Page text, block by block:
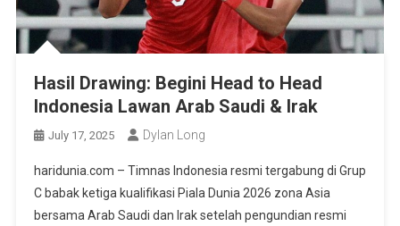
Hasil Drawing: Begini Head to Head
Indonesia Lawan Arab Saudi & Irak
July 17, 2025 Dylan Long
haridunia.com – Timnas Indonesia resmi tergabung di Grup
C babak ketiga kualifikasi Piala Dunia 2026 zona Asia
bersama Arab Saudi dan Irak setelah pengundian resmi